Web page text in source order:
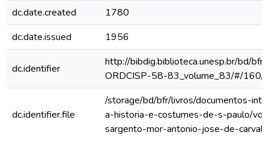
dc.date.created
1780
dc.date.issued
1956
dc.identifier
http://bibdig.biblioteca.unesp.br/bd/
ORDCISP-58-83_volume_83/#/160/
dc.identifier.file
/storage/bd/bfr/livros/documentos-
a-historia-e-costumes-de-s-paulo/
sargento-mor-antonio-jose-de-